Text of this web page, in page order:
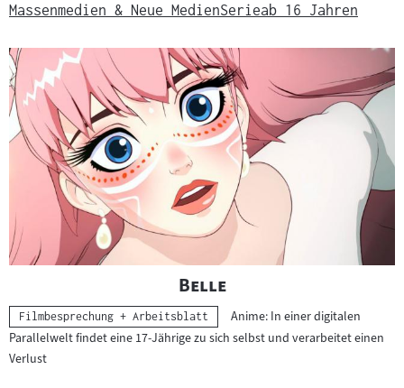
Massenmedien & Neue MedienSerieab 16 Jahren
"
Belle"
Kategorie:
Filmbesprechung + Arbeitsblatt
Anime: In einer digitalen
Parallelwelt findet eine 17-Jährige zu sich selbst und verarbeitet einen
Verlust